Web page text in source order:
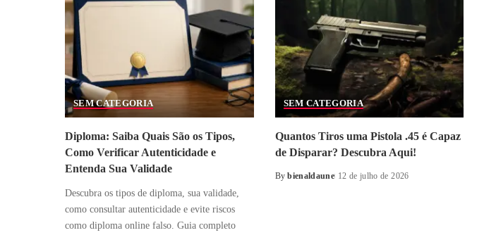
SEM CATEGORIA
Diploma: Saiba Quais São os Tipos,
Como Verificar Autenticidade e
Entenda Sua Validade
Descubra os tipos de diploma, sua validade,
como consultar autenticidade e evite riscos
como diploma online falso. Guia completo
SEM CATEGORIA
Quantos Tiros uma Pistola .45 é Capaz
de Disparar? Descubra Aqui!
Posted
By bienaldaune 12 de julho de 2026